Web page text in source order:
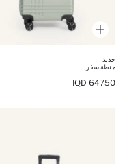
جديد
جنطة سفر
64750 IQD